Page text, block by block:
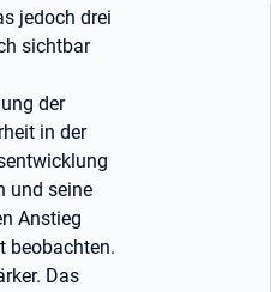
jedoch drei
sichtbar
der
in der
und seine
Anstieg
beobachten.
Das